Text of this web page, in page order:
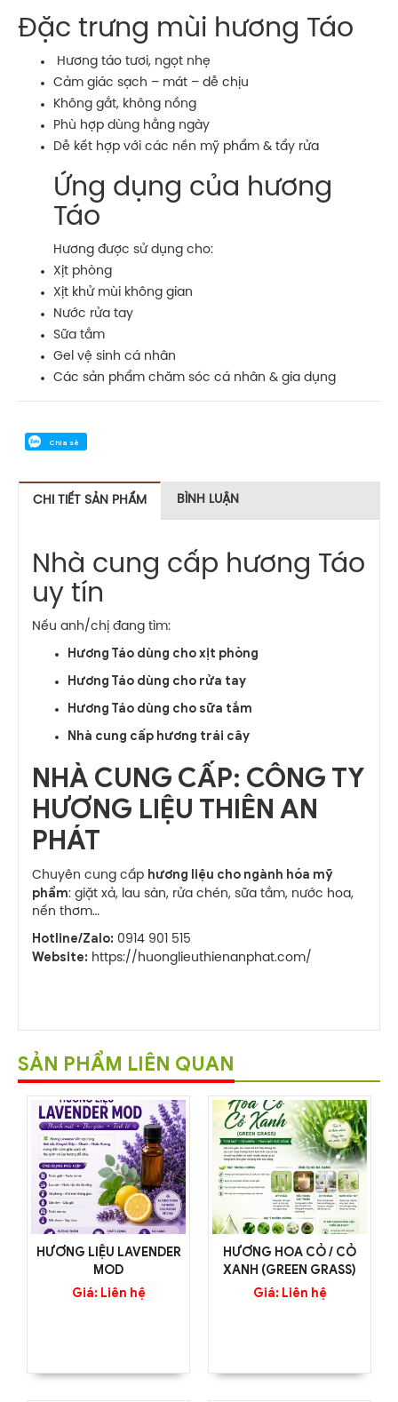
Đặc trưng mùi hương Táo
Hương táo tươi, ngọt nhẹ
Cảm giác sạch – mát – dễ chịu
Không gắt, không nồng
Phù hợp dùng hằng ngày
Dễ kết hợp với các nền mỹ phẩm & tẩy rửa
Ứng dụng của hương
Táo
Hương được sử dụng cho:
Xịt phòng
Xịt khử mùi không gian
Nước rửa tay
Sữa tắm
Gel vệ sinh cá nhân
Các sản phẩm chăm sóc cá nhân & gia dụng
Chia sẻ
CHI TIẾT SẢN PHẨM BÌNH LUẬN
Nhà cung cấp hương Táo
uy tín
Nếu anh/chị đang tìm:
Hương Táo dùng cho xịt phòng
Hương Táo dùng cho rửa tay
Hương Táo dùng cho sữa tắm
Nhà cung cấp hương trái cây
NHÀ CUNG CẤP: CÔNG TY
HƯƠNG LIỆU THIÊN AN
PHÁT
Chuyên cung cấp hương liệu cho ngành hóa mỹ
phẩm: giặt xả, lau sàn, rửa chén, sữa tắm, nước hoa,
nến thơm…
Hotline/Zalo: 0914 901 515
Website: https://huonglieuthienanphat.com/
SẢN PHẨM LIÊN QUAN
HƯƠNG LIỆU LAVENDER
MOD
Giá: Liên hệ
HƯƠNG HOA CỎ / CỎ
XANH (GREEN GRASS)
Giá: Liên hệ